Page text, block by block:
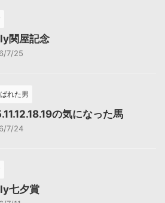
関屋記念
7/25
れた男
の気になった馬
7/24
七夕賞